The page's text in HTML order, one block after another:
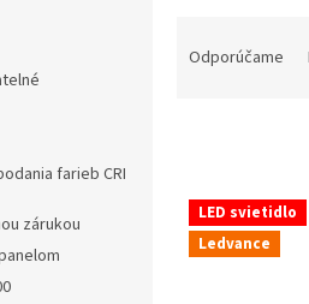
farieb CRI
zárukou
Odporúčame
V
p
LED svietidlo
Ledvance